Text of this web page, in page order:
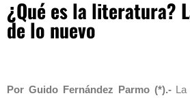
¿Qué es la literatura?
de lo nuevo
Por Guido Fernández Parmo (*).-La